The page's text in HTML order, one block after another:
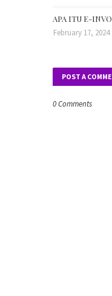
APA ITU E-
February 17, 2024
POST A
0 Comments